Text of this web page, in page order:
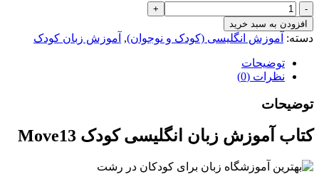
آموزش
زبان
انگلیسی
کودک
Move13
عدد
افزودن به سبد خرید
دسته: آموزش انگلیسی (کودک و نوجوان), آموزش زبان کودک
توضیحات
نظرات (0)
توضیحات
کتاب آموزش زبان انگلیسی کودک Move13